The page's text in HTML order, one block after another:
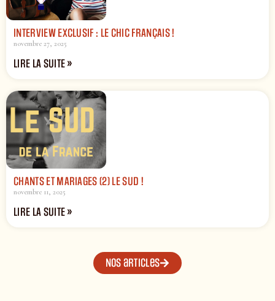
INTERVIEW EXCLUSIF : LE CHIC FRANÇAIS !
novembre 27, 2025
LIRE LA SUITE »
CHANTS ET MARIAGES (2) LE SUD !
novembre 11, 2025
LIRE LA SUITE »
Nos articles